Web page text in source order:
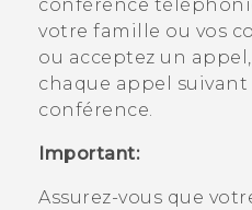
Achat & Règlement
conférence
votre famille ou vos
ou acceptez un
chaque appel
conférence.
Important:
Assurez-vous que